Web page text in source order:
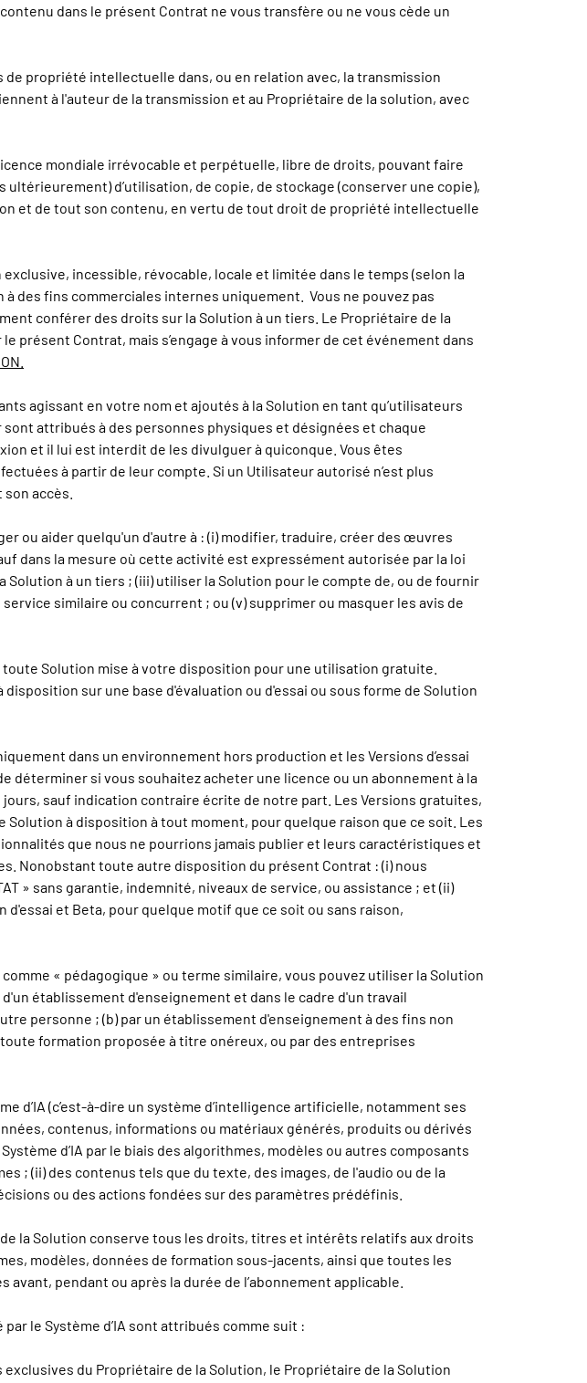
dans le présent Contrat ne vous transfère ou ne vous cède un
propriété intellectuelle dans, ou en relation avec, la transmission
à l'auteur de la transmission et au Propriétaire de la solution, avec
mondiale irrévocable et perpétuelle, libre de droits, pouvant faire
d’utilisation, de copie, de stockage (conserver une copie),
et de tout son contenu, en vertu de tout droit de propriété intellectuelle
incessible, révocable, locale et limitée dans le temps (selon la
des fins commerciales internes uniquement. Vous ne pouvez pas
conférer des droits sur la Solution à un tiers. Le Propriétaire de la
présent Contrat, mais s’engage à vous informer de cet événement dans
agissant en votre nom et ajoutés à la Solution en tant qu’utilisateurs
attribués à des personnes physiques et désignées et chaque
et il lui est interdit de les divulguer à quiconque. Vous êtes
à partir de leur compte. Si un Utilisateur autorisé n’est plus
accès.
ou aider quelqu'un d'autre à : (i) modifier, traduire, créer des œuvres
dans la mesure où cette activité est expressément autorisée par la loi
à un tiers ; (iii) utiliser la Solution pour le compte de, ou de fournir
similaire ou concurrent ; ou (v) supprimer ou masquer les avis de
Solution mise à votre disposition pour une utilisation gratuite.
sur une base d'évaluation ou d'essai ou sous forme de Solution
dans un environnement hors production et les Versions d’essai
déterminer si vous souhaitez acheter une licence ou un abonnement à la
jours, sauf indication contraire écrite de notre part. Les Versions gratuites,
à disposition à tout moment, pour quelque raison que ce soit. Les
que nous ne pourrions jamais publier et leurs caractéristiques et
Nonobstant toute autre disposition du présent Contrat : (i) nous
» sans garantie, indemnité, niveaux de service, ou assistance ; et (ii)
et Beta, pour quelque motif que ce soit ou sans raison,
« pédagogique » ou terme similaire, vous pouvez utiliser la Solution
établissement d'enseignement et dans le cadre d'un travail
personne ; (b) par un établissement d'enseignement à des fins non
formation proposée à titre onéreux, ou par des entreprises
d’IA (c’est-à-dire un système d’intelligence artificielle, notamment ses
contenus, informations ou matériaux générés, produits ou dérivés
d’IA par le biais des algorithmes, modèles ou autres composants
; (ii) des contenus tels que du texte, des images, de l'audio ou de la
ou des actions fondées sur des paramètres prédéfinis.
la Solution conserve tous les droits, titres et intérêts relatifs aux droits
modèles, données de formation sous-jacents, ainsi que toutes les
pendant ou après la durée de l’abonnement applicable.
le Système d’IA sont attribués comme suit :
du Propriétaire de la Solution, le Propriétaire de la Solution